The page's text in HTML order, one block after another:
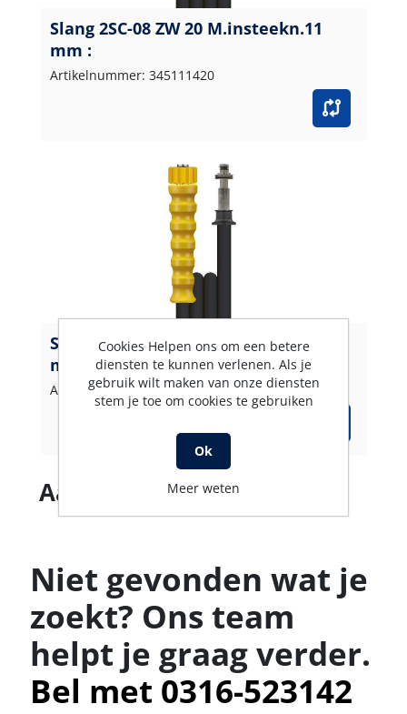
Slang 2SC-08 ZW 20 M.insteekn.11
mm :
Artikelnummer: 345111420
Slang 2SC-08 ZW 25 M.insteekn.11
mm : DK
Artikelnummer: 345111425
Aantal producten
Niet gevonden wat je
zoekt? Ons team
helpt je graag verder.
Bel met 0316-523142
Cookies Helpen ons om een betere
diensten te kunnen verlenen. Als je
gebruik wilt maken van onze diensten
stem je toe om cookies te gebruiken
Ok
Meer weten